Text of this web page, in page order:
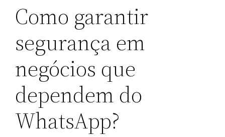
Como garantir
segurança em
negócios que
dependem do
WhatsApp?